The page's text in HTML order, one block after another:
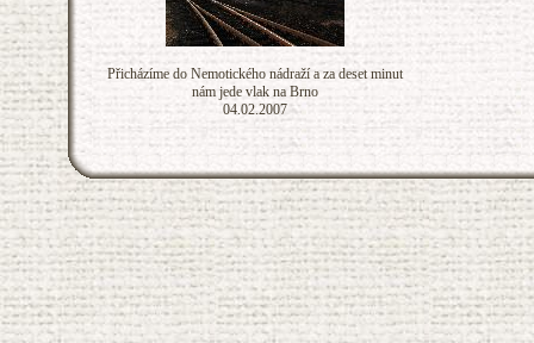
Přicházíme do Nemotického nádraží a za deset minut
nám jede vlak na Brno
04.02.2007